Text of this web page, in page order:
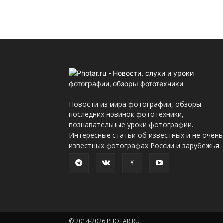
Новости из мира фотографии, обзоры
последних новинок фототехники,
познавательные уроки фотографии.
Интересные статьи об известных и не очень
известных фотографах России и зарубежья.
© 2014-2026 PHOTAR.RU